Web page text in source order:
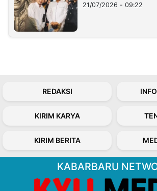
21/07/2026 - 09:22
REDAKSI
KIRIM KARYA
KIRIM BERITA
KABARBARU